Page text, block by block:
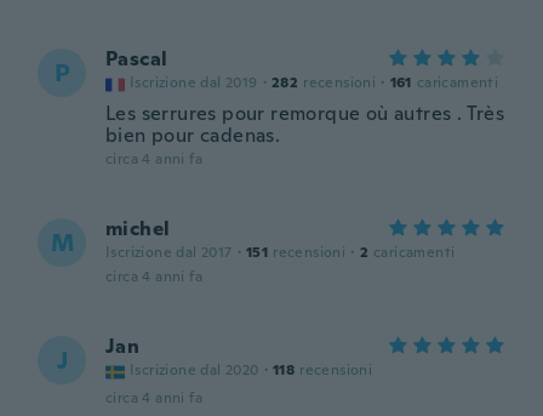
P Pascal
Iscrizione dal 2019 · 282 recensioni · 161 caricamenti
Les serrures pour remorque où autres . Très
bien pour cadenas.
circa 4 anni fa
M michel
Iscrizione dal 2017 · 151 recensioni · 2 caricamenti
circa 4 anni fa
J Jan
Iscrizione dal 2020 · 118 recensioni
circa 4 anni fa